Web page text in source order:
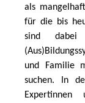
als
für die bis
sind
und Familie
suchen. In
Expertinnen